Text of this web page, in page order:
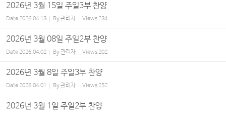
2026년 3월 15일 주일3부 찬양
Date2026.04.13 By관리자 Views234
2026년 3월 08일 주일2부 찬양
Date2026.04.02 By관리자 Views202
2026년 3월 8일 주일3부 찬양
Date2026.04.01 By관리자 Views252
2026년 3월 1일 주일2부 찬양